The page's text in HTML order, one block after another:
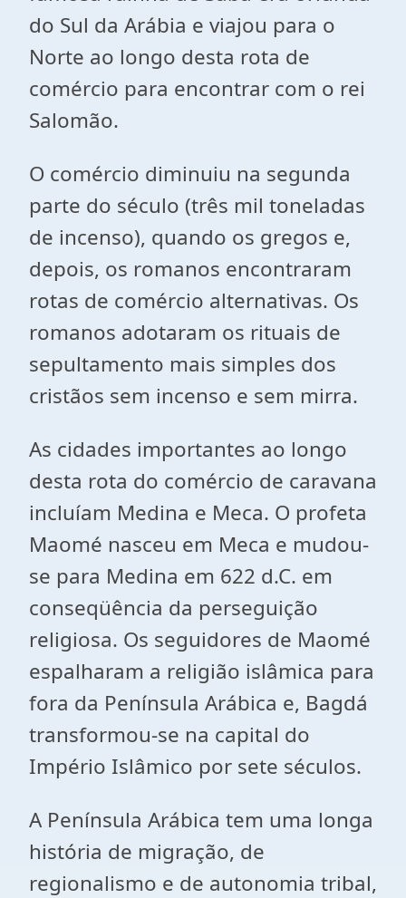
do Sul da Arábia e viajou para o
Norte ao longo desta rota de
comércio para encontrar com o rei
Salomão.
O comércio diminuiu na segunda
parte do século (três mil toneladas
de incenso), quando os gregos e,
depois, os romanos encontraram
rotas de comércio alternativas. Os
romanos adotaram os rituais de
sepultamento mais simples dos
cristãos sem incenso e sem mirra.
As cidades importantes ao longo
desta rota do comércio de caravana
incluíam Medina e Meca. O profeta
Maomé nasceu em Meca e mudou-
se para Medina em 622 d.C. em
conseqüência da perseguição
religiosa. Os seguidores de Maomé
espalharam a religião islâmica para
fora da Península Arábica e, Bagdá
transformou-se na capital do
Império Islâmico por sete séculos.
A Península Arábica tem uma longa
história de migração, de
regionalismo e de autonomia tribal,